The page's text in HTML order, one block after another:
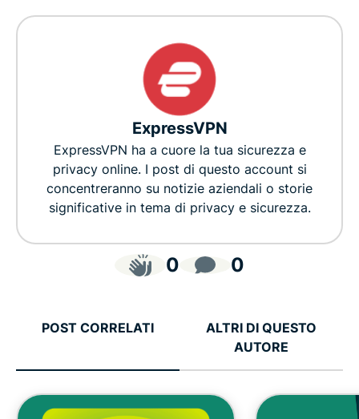
ExpressVPN
ExpressVPN ha a cuore la tua sicurezza e
privacy online. I post di questo account si
concentreranno su notizie aziendali o storie
significative in tema di privacy e sicurezza.
0 0
POST CORRELATI
ALTRI DI QUESTO
AUTORE